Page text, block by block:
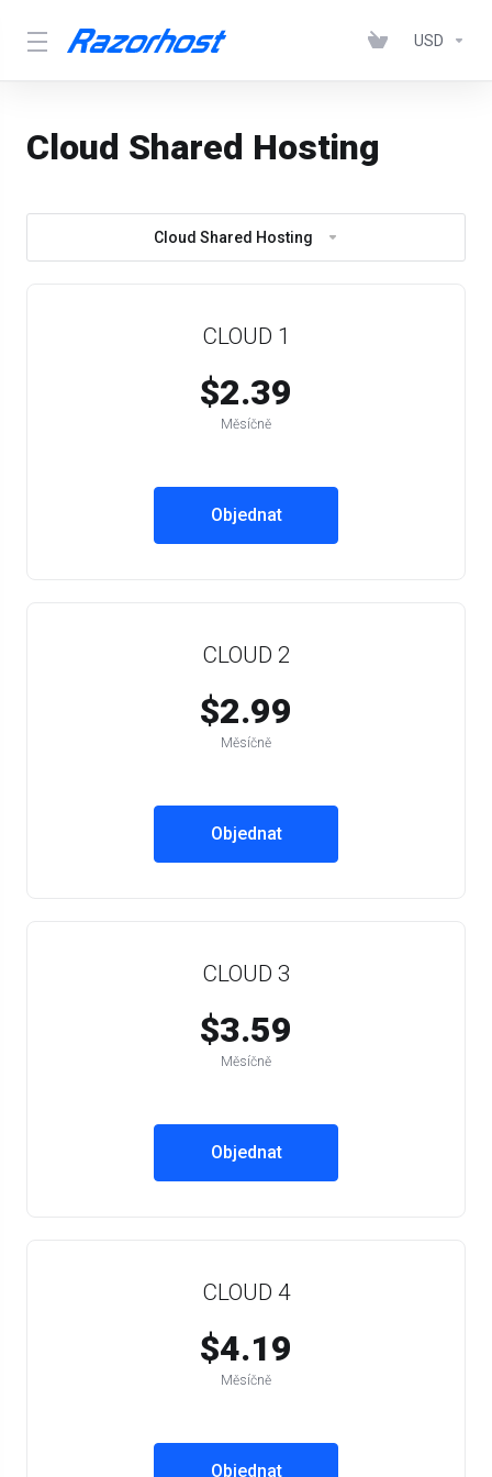
USD
Cloud Shared Hosting
Cloud Shared Hosting
CLOUD 1
$2.39
Měsíčně
Objednat
CLOUD 2
$2.99
Měsíčně
Objednat
CLOUD 3
$3.59
Měsíčně
Objednat
CLOUD 4
$4.19
Měsíčně
Objednat